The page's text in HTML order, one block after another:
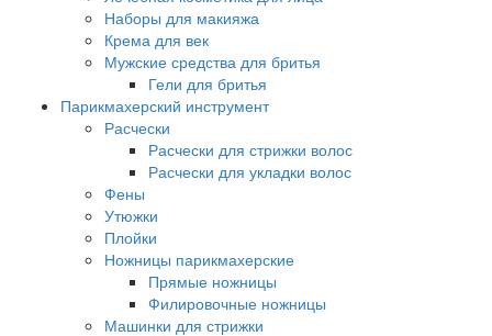
Наборы для макияжа
Крема для век
Мужские средства для бритья
Гели для бритья
Парикмахерский инструмент
Расчески
Расчески для стрижки волос
Расчески для укладки волос
Фены
Утюжки
Плойки
Ножницы парикмахерские
Прямые ножницы
Филировочные ножницы
Машинки для стрижки